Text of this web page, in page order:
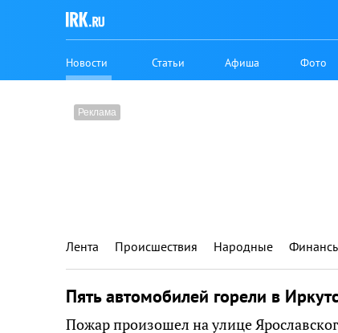
Новости Статьи Афиша Фото
Лента Происшествия Народные
Пять автомобилей горели в
Пожар произошел на улице